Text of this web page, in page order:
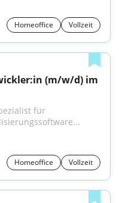
Homeoffice Vollzeit
(m/w/d) im
für
Homeoffice Vollzeit